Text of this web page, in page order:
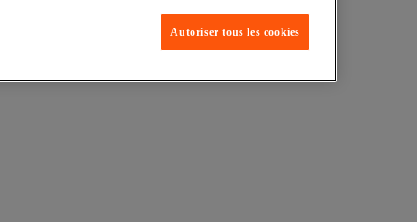
Autoriser tous les cookies